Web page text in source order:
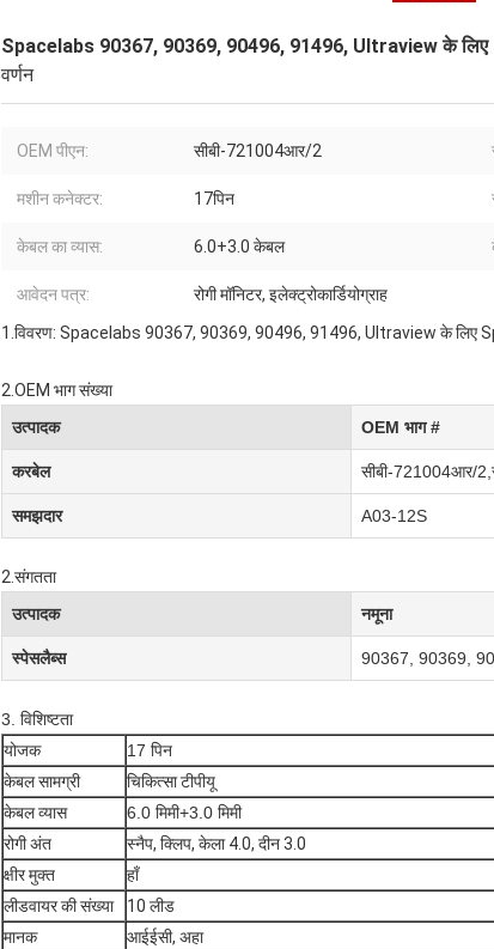
Spacelabs 90367, 90369, 90496, 91496, Ultraview के
वर्णन
OEM पीएन: सीबी-721004आर/2
मशीन कनेक्टर: 17पिन
केबल का व्यास: 6.0+3.0 केबल
आवेदन पत्र:
रोगी मॉनिटर, इलेक्ट्रोकार्डियोग्राह
1.विवरण: Spacelabs 90367, 90369, 90496, 91496, Ultraview के लिए
2.OEM भाग संख्या
उत्पादक
OEM भाग #
करबेल सीबी-721004आर/2,
समझदार A03-12S
2.संगतता
उत्पादक
नमूना
स्पेसलैब्स 90367, 90369,
3. विशिष्टता
योजक
17 पिन
केबल सामग्री
चिकित्सा टीपीयू
केबल व्यास
6.0 मिमी+3.0 मिमी
रोगी अंत
स्नैप, क्लिप, केला 4.0, दीन 3.0
क्षीर मुक्त
हाँ
लीडवायर की संख्या
10 लीड
मानक
आईईसी, अहा